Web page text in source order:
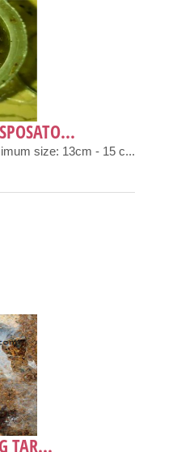
size: 13cm - 15 c...
TAR...